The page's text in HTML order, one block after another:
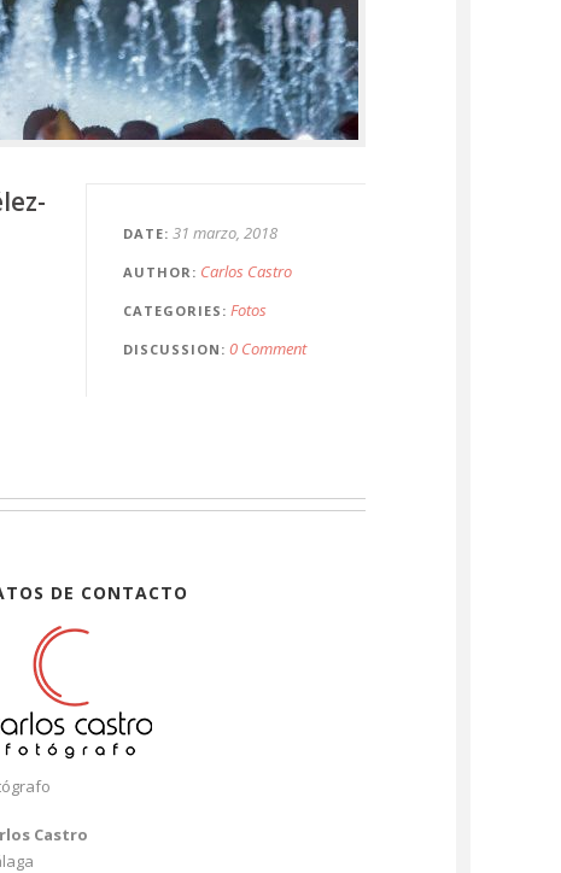
DATE 31 marzo, 2018
AUTHOR Carlos Castro
CATEGORIES Fotos
DISCUSSION 0 Comment
DE CONTACTO
Castro